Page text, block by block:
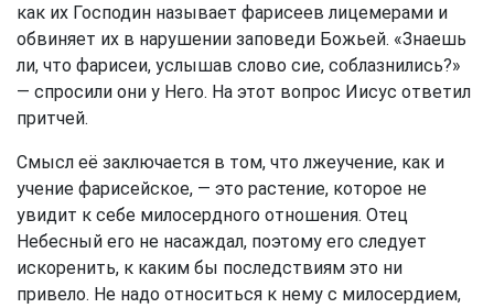
как их Господин называет фарисеев лицемерами и
обвиняет их в нарушении заповеди Божьей. «Знаешь
ли, что фарисеи, услышав слово сие, соблазнились?»
— спросили они у Него. На этот вопрос Иисус ответил
притчей.
Смысл её заключается в том, что лжеучение, как и
учение фарисейское, — это растение, которое не
увидит к себе милосердного отношения. Отец
Небесный его не насаждал, поэтому его следует
искоренить, к каким бы последствиям это ни
привело. Не надо относиться к нему с милосердием,